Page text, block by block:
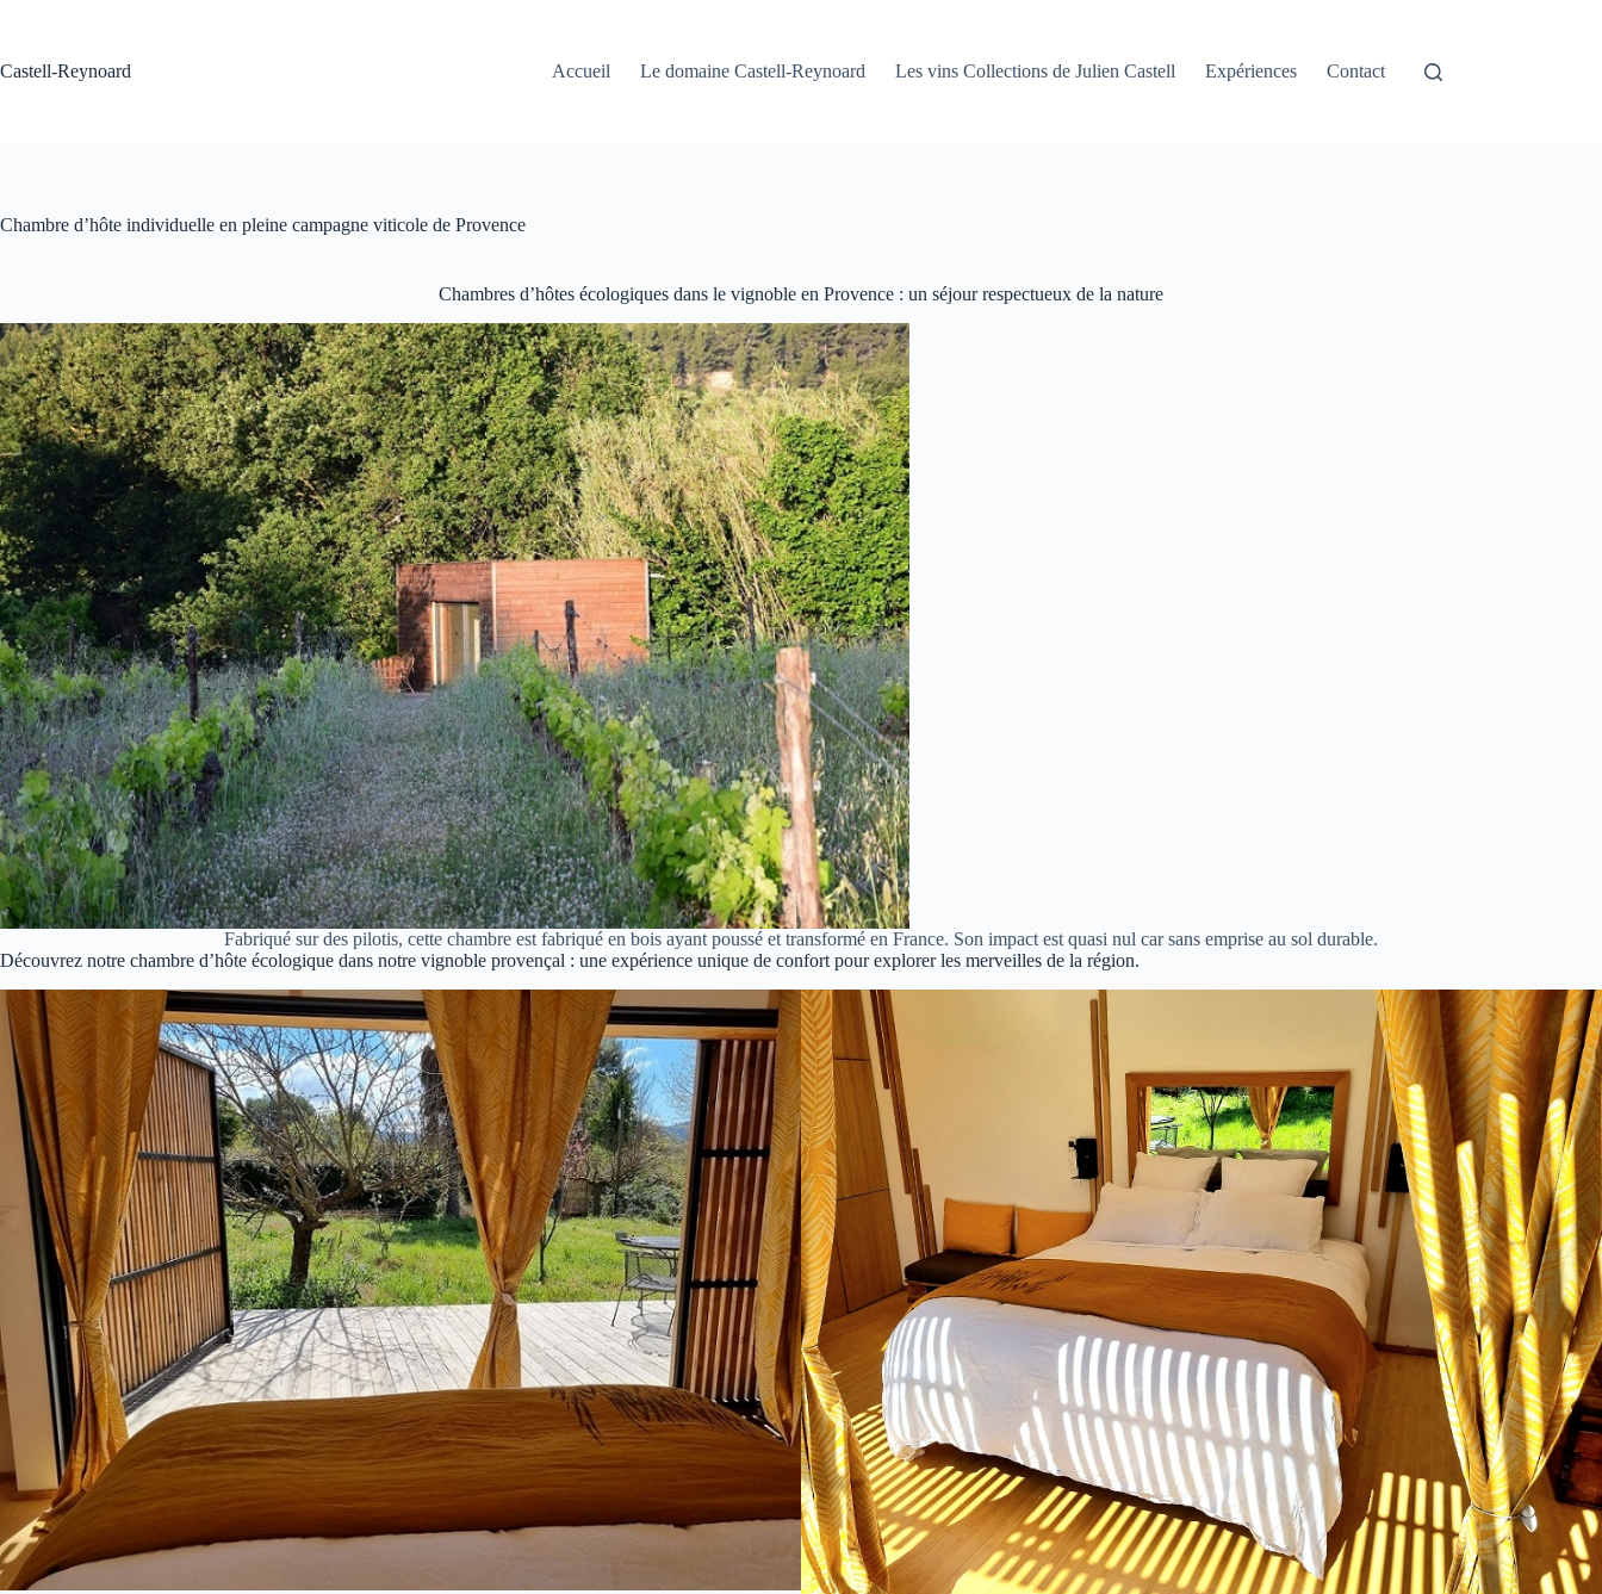
Castell-Reynoard
Accueil Le domaine Castell-Reynoard Les vins Collections de Julien Castell Expériences Contact
Chambre d’hôte individuelle en pleine campagne viticole de Provence
Chambres d’hôtes écologiques dans le vignoble en Provence : un séjour respectueux de la nature
Fabriqué sur des pilotis, cette chambre est fabriqué en bois ayant poussé et transformé en France. Son impact est quasi nul car sans emprise au sol durable.
Découvrez notre chambre d’hôte écologique dans notre vignoble provençal : une expérience unique de confort pour explorer les merveilles de la région.